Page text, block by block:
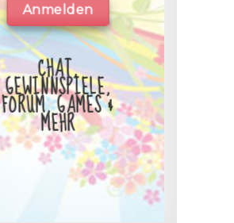
Anmelden
CHAT,
GEWINNSPIELE,
FORUM, GAMES &
MEHR